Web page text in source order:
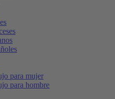
para mujer
para hombre